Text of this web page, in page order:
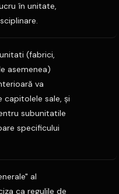
în unitate,
(fabrici,
asemenea)
va
capitolele sale, şi
subunitatile
specificului
al
ca regulile de